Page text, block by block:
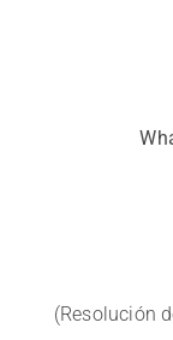
(Resolución